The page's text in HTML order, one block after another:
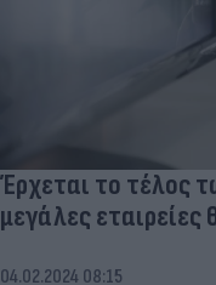
Έρχεται το τέλος
μεγάλες
04.02.2024 08:15